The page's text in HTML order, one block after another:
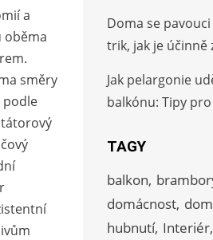
a
oběma
směry
podle
Doma se
trik, jak je účinně
Jak pelargonie
balkónu: Tipy
TAGY
balkon
domácnost
hubnutí Interiér